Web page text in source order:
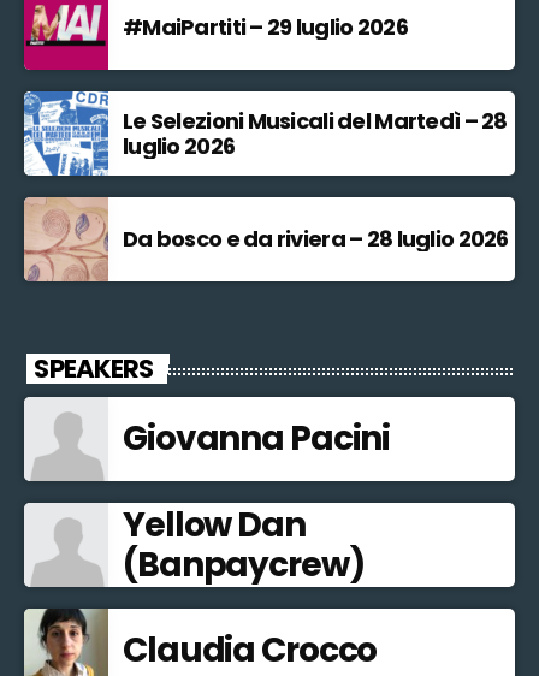
#MaiPartiti – 29 luglio 2026
Le Selezioni Musicali del Martedì – 28
luglio 2026
Da bosco e da riviera – 28 luglio 2026
SPEAKERS
Giovanna Pacini
Yellow Dan
(Banpaycrew)
Claudia Crocco